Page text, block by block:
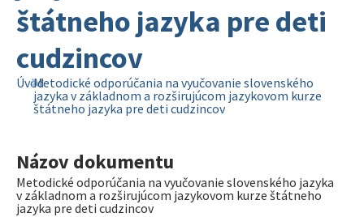
štátneho jazyka pre deti
cudzincov
ÚvodMetodické odporúčania na vyučovanie slovenského
jazyka v základnom a rozširujúcom jazykovom kurze
štátneho jazyka pre deti cudzincov
Názov dokumentu
Metodické odporúčania na vyučovanie slovenského jazyka
v základnom a rozširujúcom jazykovom kurze štátneho
jazyka pre deti cudzincov